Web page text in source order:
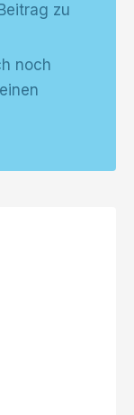
zu
noch